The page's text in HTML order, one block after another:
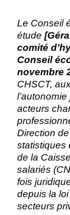
Le Conseil
étude
comité
Conseil
novembre
CHSCT,
acteurs
Direction
statistiques
de la
salariés
fois
depuis la
secteurs